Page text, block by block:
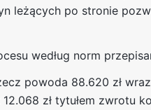
leżących po stronie
według norm
powoda 88.620 zł
zł tytułem zwrotu